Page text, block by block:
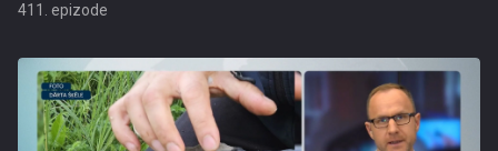
411. epizode